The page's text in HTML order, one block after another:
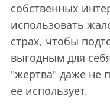
собственных
использовать
страх, чтобы
выгодным для
"жертва" даже не
ее использует.